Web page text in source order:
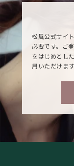
松風公式サイ
必要です。ご
をはじめとし
用いただけます